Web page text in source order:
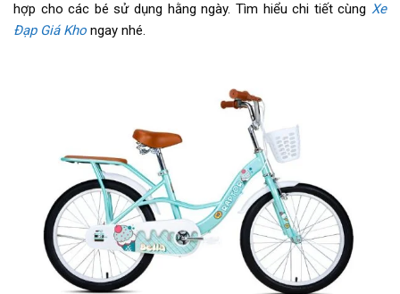
Đùi đĩa Hợp kim thép, Bạc Đạn
Líp vặn 1 tầng
Kích thước
Yên Da thể thao
Cọc/cốt yên Hợp kim thép
Thông số kỹ thuật có thể sẽ
hợp cho các bé sử dụng hằng ngày. Tìm hiểu chi tiết cùng Xe
Đạp Giá Kho ngay nhé.